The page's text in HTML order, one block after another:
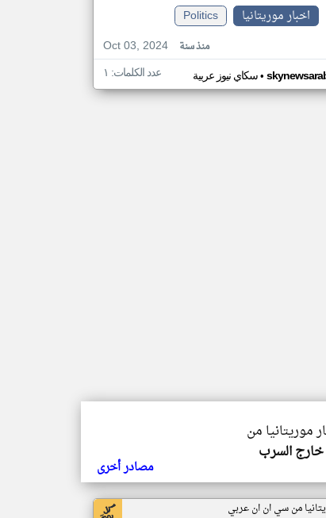
اخبار موريتانيا
Politics
Oct 03, 2024
منذ سنة
سكاي نيوز عربية• عدد الكلمات: ١
موريتانيا من
السرب
مصادر أخرى
من سي ان ان عربي